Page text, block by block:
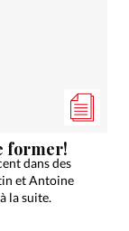
former!
dans des
et Antoine
la suite.